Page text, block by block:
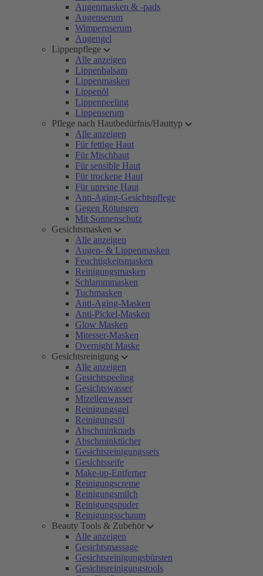
Augenmasken & -pads
Augenserum
Wimpernserum
Augengel
Lippenpflege
Alle anzeigen
Lippenbalsam
Lippenmasken
Lippenöl
Lippenpeeling
Lippenserum
Pflege nach Hautbedürfnis/Hauttyp
Alle anzeigen
Für fettige Haut
Für Mischhaut
Für sensible Haut
Für trockene Haut
Für unreine Haut
Anti-Aging-Gesichtspflege
Gegen Rötungen
Mit Sonnenschutz
Gesichtsmasken
Alle anzeigen
Augen- & Lippenmasken
Feuchtigkeitsmasken
Reinigungsmasken
Schlammmasken
Tuchmasken
Anti-Aging-Masken
Anti-Pickel-Masken
Glow Masken
Mitesser-Masken
Overnight Maske
Gesichtsreinigung
Alle anzeigen
Gesichtspeeling
Gesichtswasser
Mizellenwasser
Reinigungsgel
Reinigungsöl
Abschminkpads
Abschminktücher
Gesichtsreinigungssets
Gesichtsseife
Make-up-Entferner
Reinigungscreme
Reinigungsmilch
Reinigungspuder
Reinigungsschaum
Beauty Tools & Zubehör
Alle anzeigen
Gesichtsmassage
Gesichtsreinigungsbürsten
Gesichtsreinigungstools